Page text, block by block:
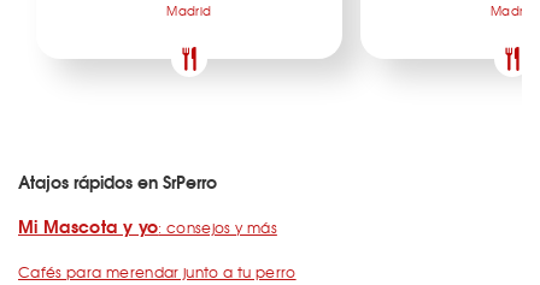
Madrid Madrid
Atajos rápidos en SrPerro
Mi Mascota y yo: consejos y más
Cafés para merendar junto a tu perro